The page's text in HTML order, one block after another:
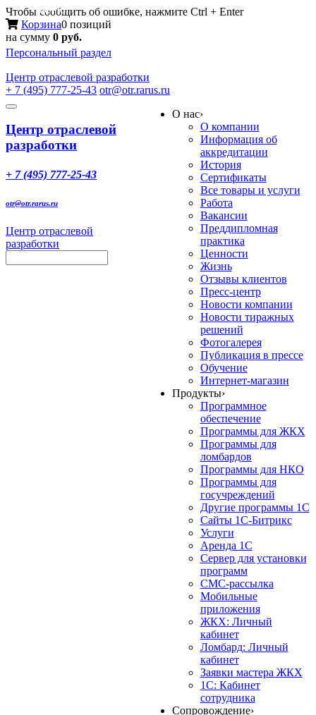
Чтобы сообщить об ошибке, нажмите Ctrl + Enter
Корзина0 позиций
на сумму 0 руб.
Персональный раздел
Центр отраслевой разработки
+ 7 (495) 777-25-43 otr@otr.rarus.ru
Toggle
Меню
Центр отраслевой
разработки
+ 7 (495) 777-25-43
otr@otr.rarus.ru
Центр отраслевой
разработки
О нас›
О компании
Информация об
аккредитации
История
Сертификаты
Все товары и услуги
Работа
Вакансии
Преддипломная
практика
Ценности
Жизнь
Отзывы клиентов
Пресс-центр
Новости компании
Новости тиражных
решений
Фотогалерея
Публикация в прессе
Обучение
Интернет-магазин
Продукты›
Программное
обеспечение
Программы для ЖКХ
Программы для
ломбардов
Программы для НКО
Программы для
госучреждений
Другие программы 1С
Сайты 1С-Битрикс
Услуги
Аренда 1С
Сервер для установки
программ
СМС-рассылка
Мобильные
приложения
ЖКХ: Личный
кабинет
Ломбард: Личный
кабинет
Заявки мастера ЖКХ
1С: Кабинет
сотрудника
Сопровождение›